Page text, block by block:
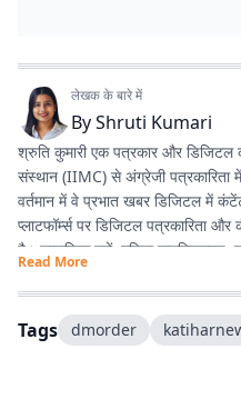
लेखक के बारे में
ByShruti Kumari
श्रुति कुमारी एक पत्रकार और डिजिटल
संस्थान (IIMC) से अंग्रेजी पत्रकारिता में
वर्तमान में वे प्रभात खबर डिजिटल में
प्लाटफॉर्म्स पर डिजिटल पत्रकारिता
है। सामाजिक मुद्दों, महिला सशक्तिकरण,
पर लिखना उनकी विशेष रुचि का क्षेत्र
स्क्रिप्ट राइटिंग करती हैं तथा हिंदी
रखती हैं। प्रकृति से उनका विशेष लगाव
और जनसरोकार से जुड़ी पत्रकारिता
Read More
Tags dmorder